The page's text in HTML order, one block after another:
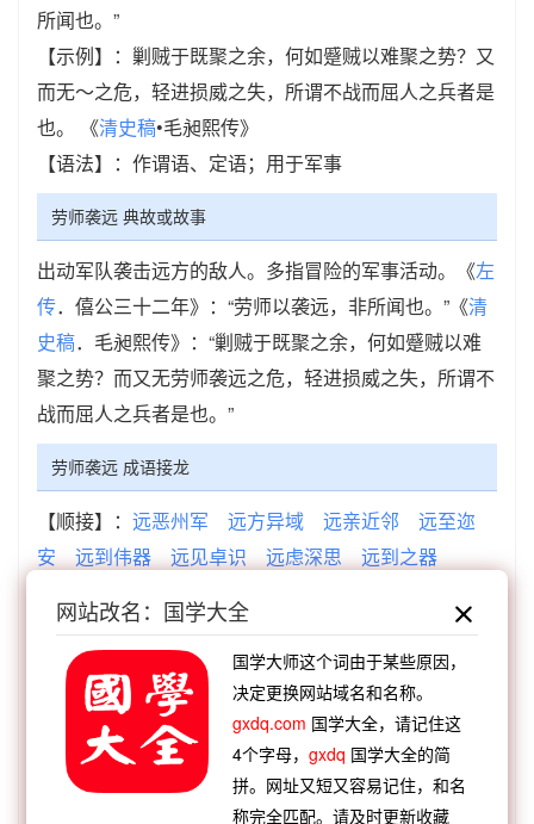
所闻也。”
【示例】：剿贼于既聚之余，何如蹙贼以难聚之势？又
而无～之危，轻进损威之失，所谓不战而屈人之兵者是
也。 《清史稿•毛昶熙传》
【语法】：作谓语、定语；用于军事
劳师袭远 典故或故事
出动军队袭击远方的敌人。多指冒险的军事活动。《左
传．僖公三十二年》：“劳师以袭远，非所闻也。”《清
史稿．毛昶熙传》：“剿贼于既聚之余，何如蹙贼以难
聚之势？而又无劳师袭远之危，轻进损威之失，所谓不
战而屈人之兵者是也。”
劳师袭远 成语接龙
【顺接】： 远恶州军 远方异域 远亲近邻
远至迩
安
远到伟器 远见卓识 远虑深思
远到之器
舍近谋远 言微旨远 舍近图远
好高骛远
【逆接】：
宵旰焦劳 好逸恶劳 七起之劳
薪水之
审美疲劳 食饥息劳 分忧代劳
积日累劳
【逆接】：
劳燕分飞 劳师袭远 劳民伤财
劳心苦
劳苦功高 劳师废财 劳神苦形 劳神费力
网站改名：国学大全
国学大师这个词由于某些原因，
决定更换网站域名和名称。
gxdq.com 国学大全，请记住这
4个字母，gxdq 国学大全的简
拼。网址又短又容易记住，和名
称完全匹配。请及时更新收藏